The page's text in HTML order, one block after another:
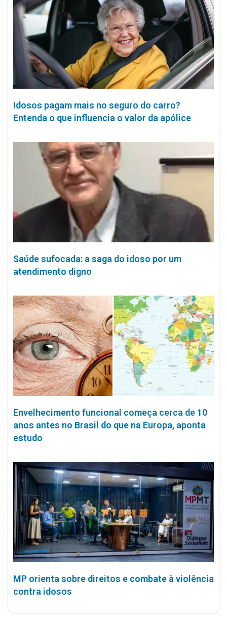
Idosos pagam mais no seguro do carro?
Entenda o que influencia o valor da apólice
Saúde sufocada: a saga do idoso por um
atendimento digno
Envelhecimento funcional começa cerca de 10
anos antes no Brasil do que na Europa, aponta
estudo
MP orienta sobre direitos e combate à violência
contra idosos